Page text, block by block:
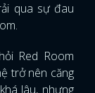
qua sự đau
Red Room
trở nên căng
lâu, nhưng